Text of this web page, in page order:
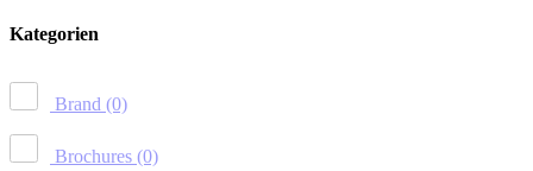
Kategorien
Brand (0)
Brochures (0)